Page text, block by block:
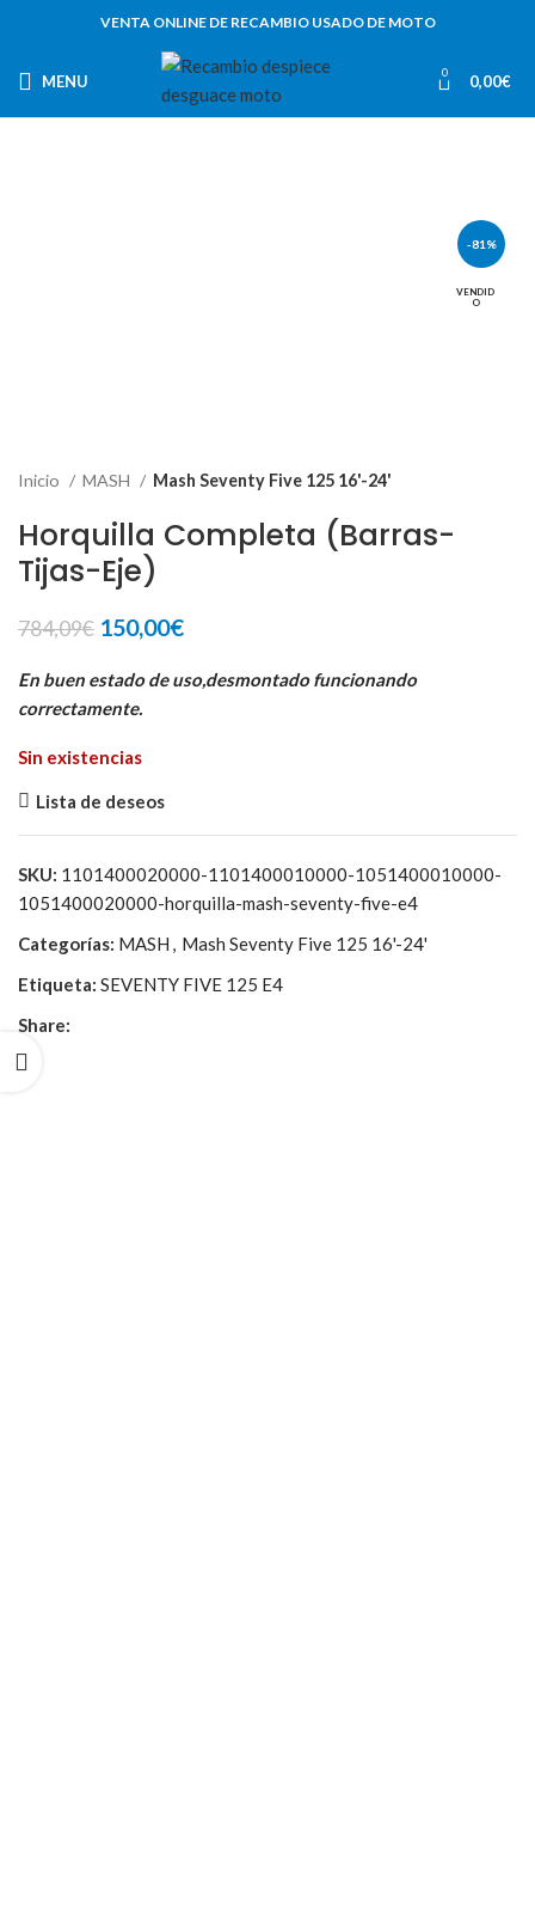
VENTA ONLINE DE RECAMBIO USADO DE MOTO
MENU 0 0,00€
-81%
VENDID
O
Inicio MASH Mash Seventy Five 125 16'-24'
Horquilla Completa (Barras-
Tijas-Eje)
784,09€ El
original
era:
150,00€El
actual
En buen estado de uso,desmontado funcionando
correctamente.
Sin existencias
Lista de deseos
SKU: 1101400020000-1101400010000-1051400010000-
1051400020000-horquilla-mash-seventy-five-e4
Categorías: MASH , Mash Seventy Five 125 16'-24'
Etiqueta: SEVENTY FIVE 125 E4
Share: